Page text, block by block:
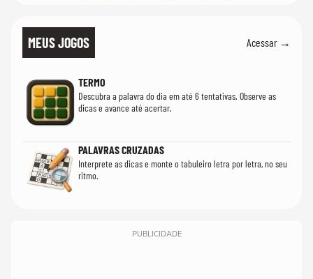
MEUS JOGOS Acessar →
TERMO
Descubra a palavra do dia em até 6 tentativas. Observe as
dicas e avance até acertar.
PALAVRAS CRUZADAS
Interprete as dicas e monte o tabuleiro letra por letra, no seu
ritmo.
PUBLICIDADE